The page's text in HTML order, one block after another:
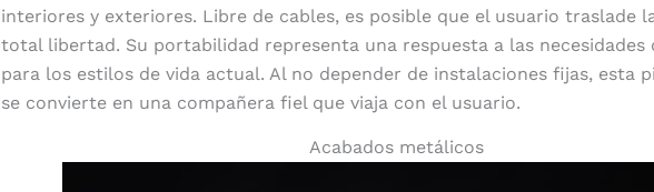
interiores y exteriores. Libre de cables, es posible que el usuario traslade
total libertad. Su portabilidad representa una respuesta a las necesidades
para los estilos de vida actual. Al no depender de instalaciones fijas, esta
se convierte en una compañera fiel que viaja con el usuario.
Acabados metálicos